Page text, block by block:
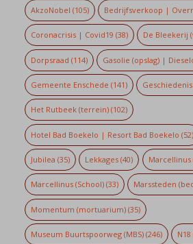
AkzoNobel (105) Bedrijfsverkoop |
Coronacrisis | Covid19 (38) De Bleekerij
Dorpsraad (114) Gasolie (opslag) |
Gemeente Enschede (141) Geschiedenis
Het Rutbeek (terrein)(102)
Hotel Bad Boekelo | Resort Bad Boekelo (52)
Jubilea (35) Lekkages (40) Marcellinus
Marcellinus (School)(33) Marssteden
Momentum (mortuarium)(35)
Museum Buurtspoorweg (MBS)(246) N18